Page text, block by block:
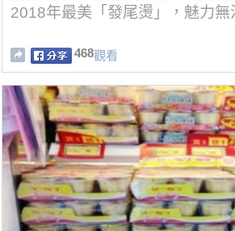
2018年最美「發尾燙」，魅力無
468觀看